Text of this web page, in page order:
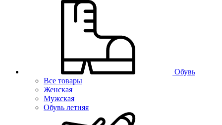
Обувь
Все товары
Женская
Мужская
Обувь летняя